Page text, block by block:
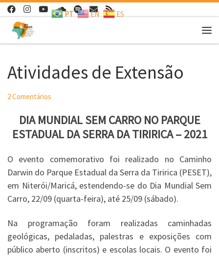
Skip to content
Atividades de Extensão
2 Comentários
DIA MUNDIAL SEM CARRO NO PARQUE
ESTADUAL DA SERRA DA TIRIRICA – 2021
O evento comemorativo foi realizado no Caminho
Darwin do Parque Estadual da Serra da Tiririca (PESET),
em Niterói/Maricá, estendendo-se do Dia Mundial Sem
Carro, 22/09 (quarta-feira), até 25/09 (sábado).
Na programação foram realizadas caminhadas
geológicas, pedaladas, palestras e exposições com
público aberto (inscritos) e escolas locais. O evento foi
PT EN ES